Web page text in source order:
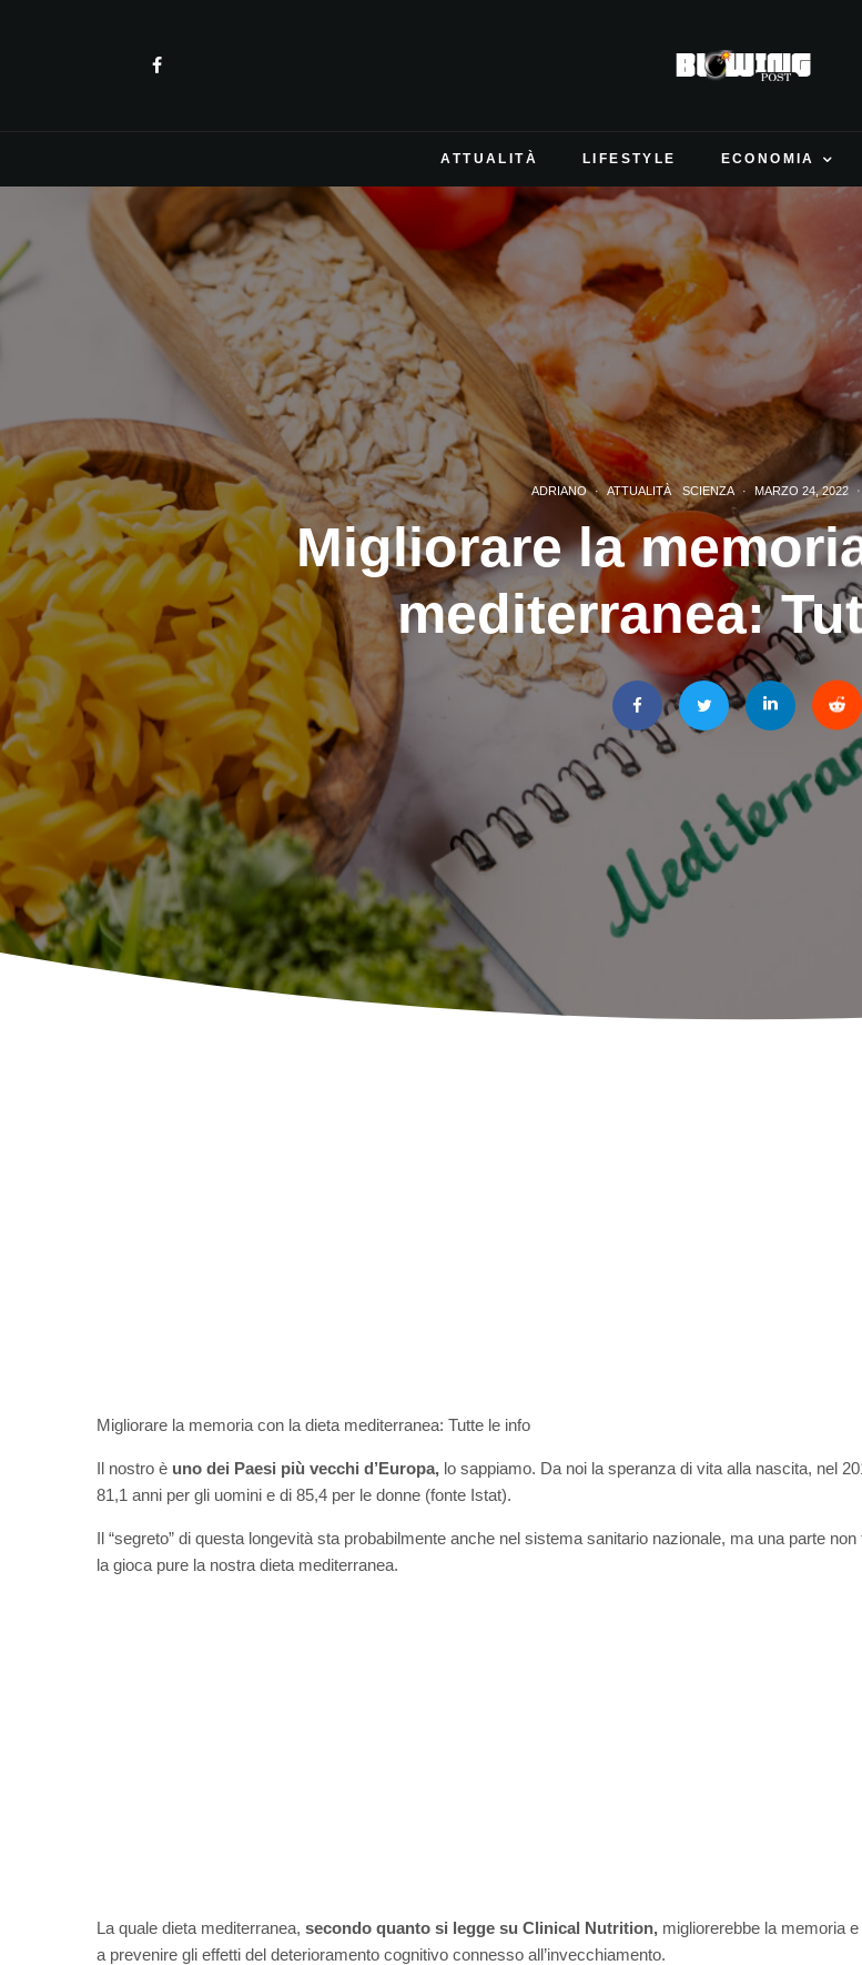
ATTUALITÀ LIFESTYLE ECONOMIA
ADRIANO · ATTUALITÀ SCIENZA · MARZO 24, 2022 ·
Migliorare la
mediterranea:
Migliorare la memoria con la dieta mediterranea: Tutte le info
Il nostro è uno dei Paesi più vecchi d’Europa, lo sappiamo. Da noi la speranza di vita alla nascita, nel
81,1 anni per gli uomini e di 85,4 per le donne (fonte Istat).
Il “segreto” di questa longevità sta probabilmente anche nel sistema sanitario nazionale, ma una parte
la gioca pure la nostra dieta mediterranea.
La quale dieta mediterranea, secondo quanto si legge su Clinical Nutrition, migliorerebbe la memoria
a prevenire gli effetti del deterioramento cognitivo connesso all’invecchiamento.